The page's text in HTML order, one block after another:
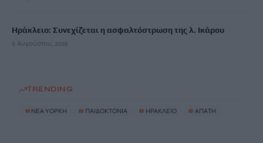
Ηράκλειο: Συνεχίζεται η ασφαλτόστρωση της λ. Ικάρου
6 Αυγούστου, 2026
TRENDING
# ΝΈΑ ΥΌΡΚΗ # ΠΑΙΔΟΚΤΟΝΙΑ # ΗΡΑΚΛΕΙΟ # ΑΠΑΤΗ